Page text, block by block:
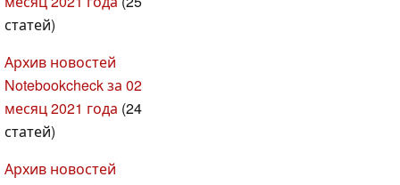
статей)
Архив новостей
Notebookcheck за 02
месяц 2021 года (24
статей)
Архив новостей